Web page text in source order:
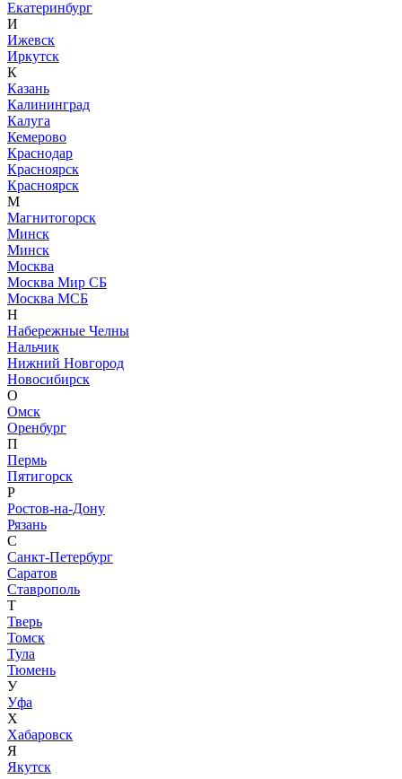
Екатеринбург
И
Ижевск
Иркутск
К
Казань
Калининград
Калуга
Кемерово
Краснодар
Красноярск
Красноярск
М
Магнитогорск
Минск
Минск
Москва
Москва Мир СБ
Москва МСБ
Н
Набережные Челны
Нальчик
Нижний Новгород
Новосибирск
О
Омск
Оренбург
П
Пермь
Пятигорск
Р
Ростов-на-Дону
Рязань
С
Санкт-Петербург
Саратов
Ставрополь
Т
Тверь
Томск
Тула
Тюмень
У
Уфа
Х
Хабаровск
Я
Якутск